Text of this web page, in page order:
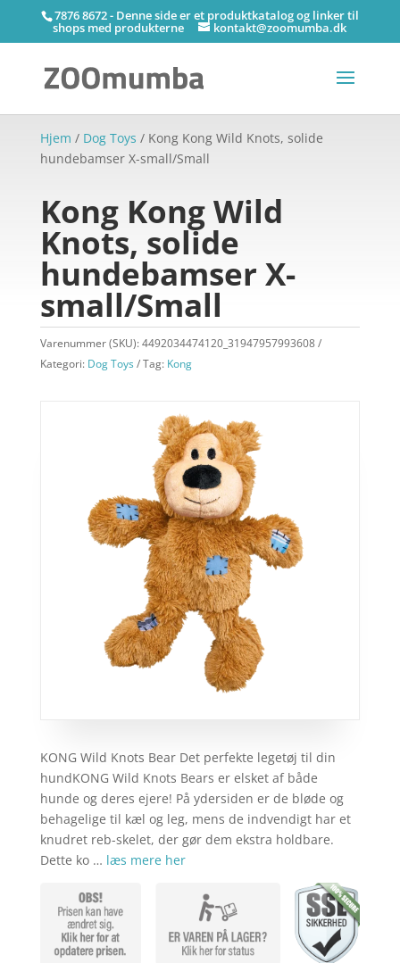
7876 8672 - Denne side er et produktkatalog og linker til
shops med produkterne kontakt@zoomumba.dk
Hjem / Dog Toys / Kong Kong Wild Knots, solide
hundebamser X-small/Small
Kong Kong Wild
Knots, solide
hundebamser X-
small/Small
Varenummer (SKU):4492034474120_31947957993608
Kategori: Dog Toys Tag: Kong
KONG Wild Knots Bear Det perfekte legetøj til din
hundKONG Wild Knots Bears er elsket af både
hunde og deres ejere! På ydersiden er de bløde og
behagelige til kæl og leg, mens de indvendigt har et
knudret reb-skelet, der gør dem ekstra holdbare.
Dette ko … læs mere her